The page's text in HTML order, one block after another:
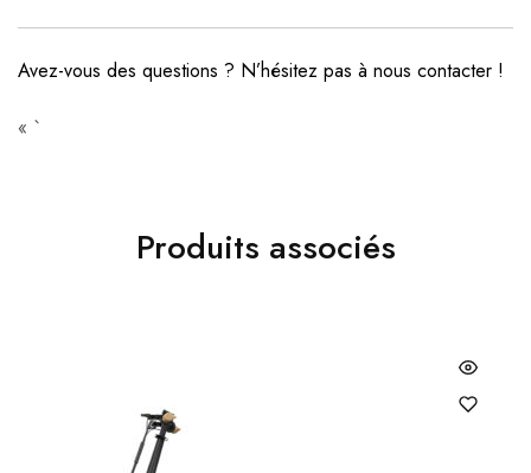
Avez-vous des questions ? N’hésitez pas à nous contacter !
« `
Produits associés